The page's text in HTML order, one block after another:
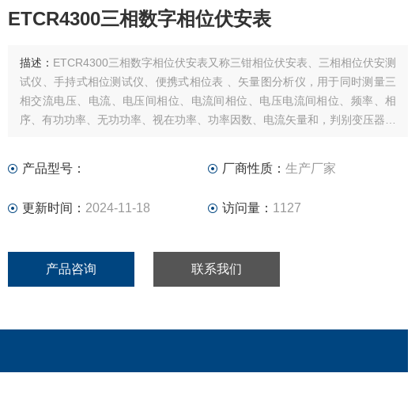
ETCR4300三相数字相位伏安表
描述： ETCR4300三相数字相位伏安表又称三钳相位伏安表、三相相位伏安测
试仪、手持式相位测试仪、便携式相位表 、矢量图分析仪，用于同时测量三
相交流电压、电流、电压间相位、电流间相位、电压电流间相位、频率、相
序、有功功率、无功功率、视在功率、功率因数、电流矢量和，判别变压器接
产品型号： 厂商性质： 生产厂家
更新时间： 2024-11-18 访问量： 1127
产品咨询 联系我们